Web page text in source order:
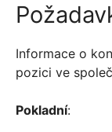
Informace o
pozici ve
Pokladní: